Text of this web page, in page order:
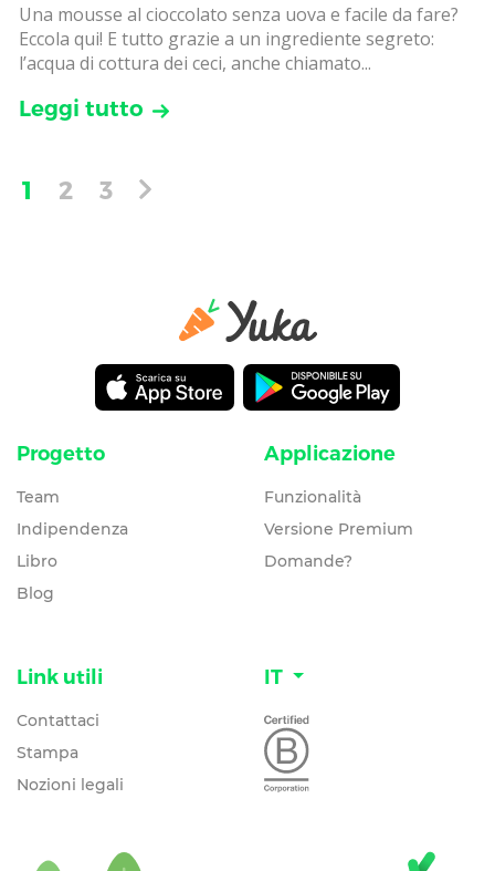
Una mousse al cioccolato senza uova e facile da fare?
Eccola qui! E tutto grazie a un ingrediente segreto:
l’acqua di cottura dei ceci, anche chiamato...
Leggi tutto
1 2 3
Progetto
Team
Indipendenza
Libro
Blog
Applicazione
Funzionalità
Versione Premium
Domande?
Link utili
Contattaci
Stampa
Nozioni legali
IT